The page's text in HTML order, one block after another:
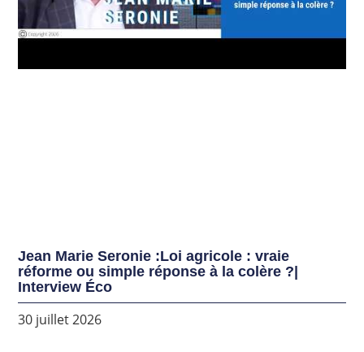
Jean Marie Seronie :Loi agricole : vraie
réforme ou simple réponse à la colère ?|
Interview Éco
30 juillet 2026